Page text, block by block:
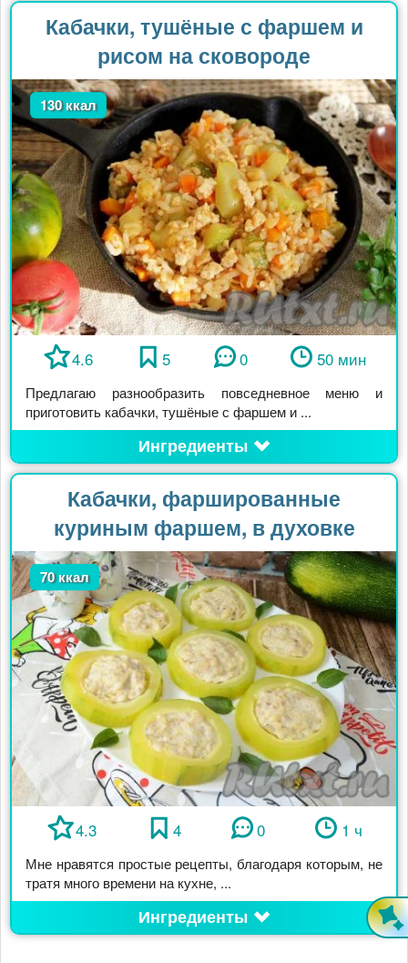
Кабачки, тушёные с фаршем и
рисом на сковороде
130 ккал
4.6 5 0 50 мин
Предлагаю разнообразить повседневное меню и
приготовить кабачки, тушёные с фаршем и ...
Ингредиенты
Кабачки, фаршированные
куриным фаршем, в духовке
70 ккал
4.3 4 0 1 ч
Мне нравятся простые рецепты, благодаря которым, не
тратя много времени на кухне, ...
Ингредиенты